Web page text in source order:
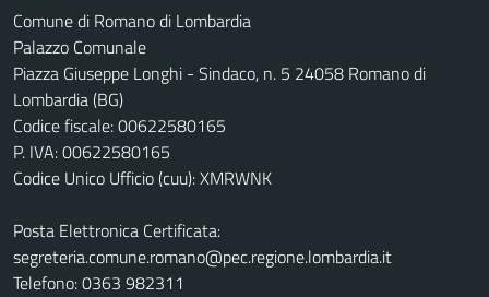
Comune di Romano di Lombardia
Palazzo Comunale
Piazza Giuseppe Longhi - Sindaco, n. 5 24058 Romano di
Lombardia (BG)
Codice fiscale: 00622580165
P. IVA: 00622580165
Codice Unico Ufficio (cuu): XMRWNK
Posta Elettronica Certificata:
segreteria.comune.romano@pec.regione.lombardia.it
Telefono: 0363 982311